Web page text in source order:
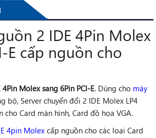
2 IDE 4Pin Molex
E cấp nguồn cho
4Pin Molex sang 6Pin PCI-E. Dùng cho máy
bộ, Server chuyển đổi 2 IDE Molex LP4
cho Card màn hình, Card đồ họa VGA.
4pin Molex cấp nguồn cho các loại Card